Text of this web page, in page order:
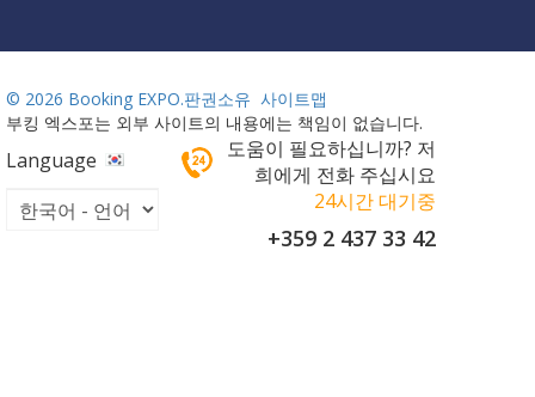
© 2026 Booking EXPO.판권소유 사이트맵
부킹 엑스포는 외부 사이트의 내용에는 책임이 없습니다.
Language
도움이 필요하십니까? 저
희에게 전화 주십시요
24시간 대기중
+359 2 437 33 42